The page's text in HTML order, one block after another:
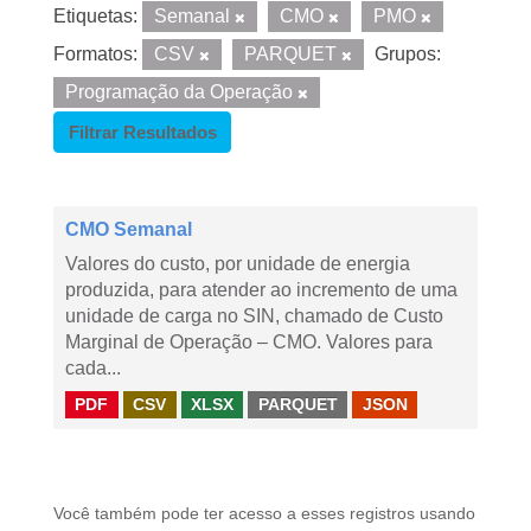
Etiquetas: Semanal CMO
PMO
Formatos:
CSV PARQUET
Grupos:
Programação da Operação
Filtrar Resultados
CMO Semanal
Valores do custo, por unidade de energia
produzida, para atender ao incremento de uma
unidade de carga no SIN, chamado de Custo
Marginal de Operação – CMO. Valores para
cada...
PDF CSV XLSX PARQUET JSON
Você também pode ter acesso a esses registros usando